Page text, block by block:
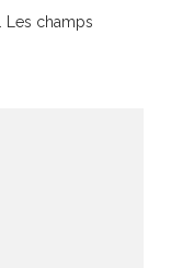
Les champs